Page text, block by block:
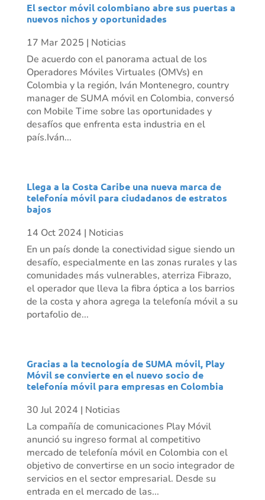
El sector móvil colombiano abre sus puertas a
nuevos nichos y oportunidades
17 Mar 2025 | Noticias
De acuerdo con el panorama actual de los
Operadores Móviles Virtuales (OMVs) en
Colombia y la región, Iván Montenegro, country
manager de SUMA móvil en Colombia, conversó
con Mobile Time sobre las oportunidades y
desafíos que enfrenta esta industria en el
país.Iván...
Llega a la Costa Caribe una nueva marca de
telefonía móvil para ciudadanos de estratos
bajos
14 Oct 2024 | Noticias
En un país donde la conectividad sigue siendo un
desafío, especialmente en las zonas rurales y las
comunidades más vulnerables, aterriza Fibrazo,
el operador que lleva la fibra óptica a los barrios
de la costa y ahora agrega la telefonía móvil a su
portafolio de...
Gracias a la tecnología de SUMA móvil, Play
Móvil se convierte en el nuevo socio de
telefonía móvil para empresas en Colombia
30 Jul 2024 | Noticias
La compañía de comunicaciones Play Móvil
anunció su ingreso formal al competitivo
mercado de telefonía móvil en Colombia con el
objetivo de convertirse en un socio integrador de
servicios en el sector empresarial. Desde su
entrada en el mercado de las...